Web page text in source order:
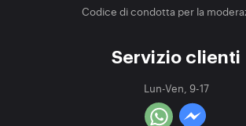
Codice di condotta per la
Servizio clienti
Lun-Ven, 9-17